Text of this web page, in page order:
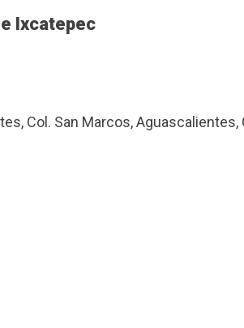
Ixcatepec
Col. San Marcos, Aguascalientes,